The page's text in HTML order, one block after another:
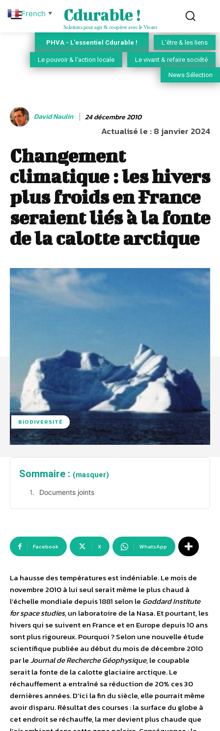
Cdurable !
Solutions pour agir & coopérer avec le Vivant
PHVA - L'essentiel Cdurable ! L'être & les liens
Le pouvoir & l'action locale Le vivant & refaire société
News Sélection
David Naulin 24 décembre 2010
Actualisé le :8 janvier 2024
Changement
climatique : les hivers
plus froids en France
seraient liés à la fonte
de la calotte arctique
BIODIVERSITÉ
Sommaire : (masquer)
Documents joints
Facebook X WhatsApp
La hausse des températures est indéniable. Le mois de
novembre 2010 à lui seul serait même le plus chaud à
l’échelle mondiale depuis 1881 selon le Goddard Institute
for space studies, un laboratoire de la Nasa. Et pourtant, les
hivers qui se suivent en France et en Europe depuis 10 ans
sont plus rigoureux. Pourquoi ? Selon une nouvelle étude
scientifique publiée au début du mois de décembre 2010
par leJournal de Recherche Géophysique, le coupable
serait la fonte de la calotte glaciaire arctique. Le
réchauffement a entraîné sa réduction de 20% ces 30
dernières années. D’ici la fin du siècle, elle pourrait même
avoir disparu. Résultat des courses : la surface du globe à
cet endroit se réchauffe, la mer devient plus chaude que
French ▼